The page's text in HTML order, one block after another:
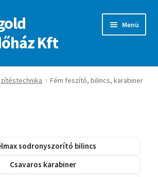
Kft
Menü
Fém feszítő, bilincs, karabiner
sodronyszorító bilincs
Csavaros karabiner